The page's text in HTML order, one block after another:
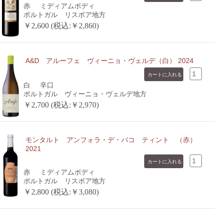
赤
ミディアムボディ
ポルトガル リスボア地方
￥2,600 (税込:￥2,860)
A&D アルーフェ ヴィーニョ・ヴェルデ（白） 2024
白
辛口
ポルトガル ヴィーニョ・ヴェルデ地方
￥2,700 (税込:￥2,970)
モンタルト アンフォラ・デ・バコ ティント （赤）
2021
赤
ミディアムボディ
ポルトガル リスボア地方
￥2,800 (税込:￥3,080)